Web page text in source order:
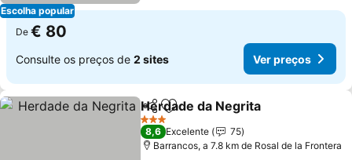
Escolha popular
De € 80
Consulte os preços de 2 sites Ver preços
PartilharAdicionar aos favoritos
Herdade da Negrita
3 Estrelas
8,6 Excelente
75
Barrancos, a 7.8 km de Rosal de la Frontera